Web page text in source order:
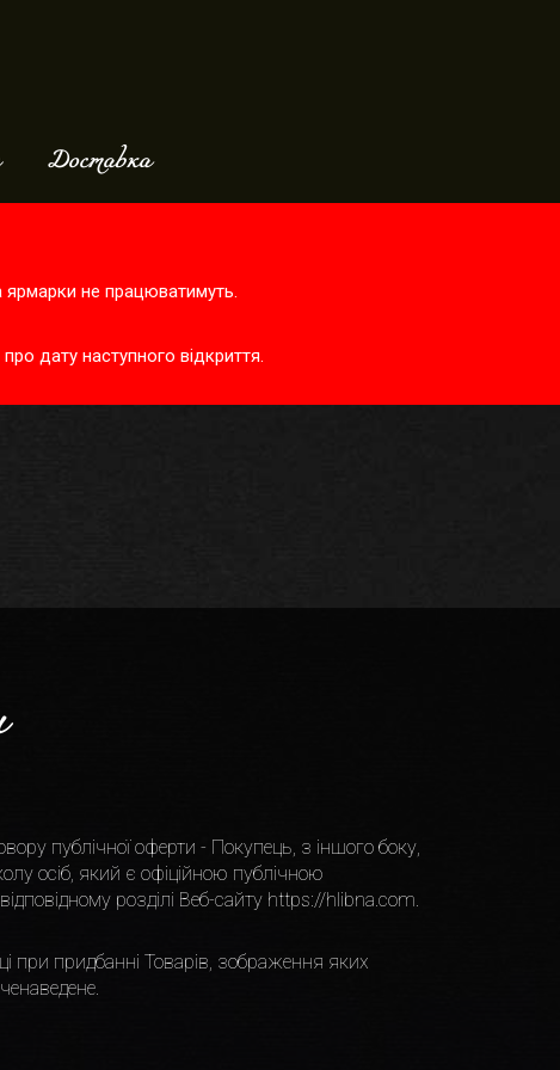
Доставка
ярмарки не працюватимуть.
дату наступного відкриття.
публiчної оферти - Покупець, з iншого боку,
осiб, який є офiцiйною публiчною
роздiлi Веб-сайту https://hlibna.com.
при придбаннi Товарiв, зображення яких